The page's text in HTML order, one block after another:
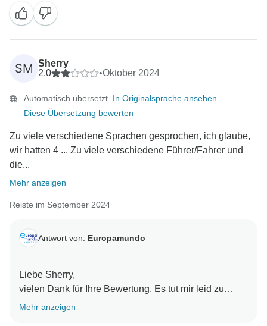
aber wir hoffen, dass die positiven Momente
überwogen haben. Wir haben ein engagiertes Team,
das sich um jede Buchung kümmert, und wir bemühen
uns, Ihnen ein angenehmes Erlebnis zu bieten. Wir
bedanken uns nochmals dafür, dass Sie uns Ihr
unserem ständigen Streben nach Verbesserung und
wir freuen uns darauf, Ihnen bei Ihren zukünftigen
Europamundo Team :D❤
SM Sherry
2,0
•Oktober 2024
Automatisch übersetzt. In Originalsprache ansehen
Diese Übersetzung bewerten
Zu viele verschiedene Sprachen gesprochen, ich glaube,
wir hatten 4 ... Zu viele verschiedene Führer/Fahrer und
die...
Mehr anzeigen
Reiste im September 2024
Antwort von: Europamundo
Liebe Sherry,
vielen Dank für Ihre Bewertung. Es tut mir leid zu
hören, dass Ihr Erlebnis nicht Ihren Erwartungen
Mehr anzeigen